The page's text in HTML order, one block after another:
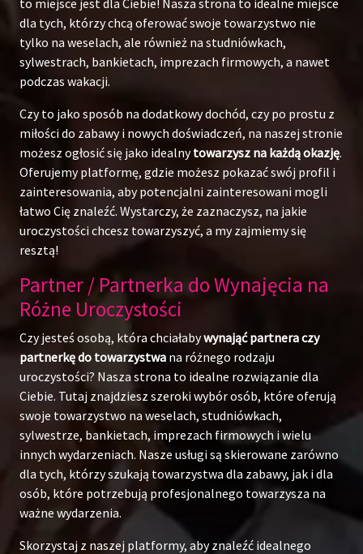
dla tych, którzy chcą oferować swoje towarzystwo nie
tylko na weselach, ale również na studniówkach,
sylwestrach, bankietach, imprezach firmowych, a nawet
podczas wakacji.
Czy to jako sposób na dodatkowy dochód, czy po prostu z
miłości do zabawy i nowych doświadczeń, na naszej stronie
możesz ogłosić się jako idealnytowarzysz na każdą okazję.
Oferujemy platformę, gdzie możesz pokazać swój profil i
zainteresowania, aby potencjalni zainteresowani mogli
łatwo Cię znaleźć. Wystarczy, że zaznaczysz, na jakie
uroczystości chcesz towarzyszyć, a my zajmiemy się
resztą!
Partner / Partnerka do Wynajęcia na
Różne Uroczystości
Czy jesteś osobą, która chciałabywynająć partnera czy
partnerkę do towarzystwa na różnego rodzaju
uroczystości? Nasza strona to idealne rozwiązanie dla
Ciebie. Tutaj znajdziesz szeroki wybór osób, które oferują
swoje towarzystwo na weselach, studniówkach,
sylwestrze, bankietach, imprezach firmowych i wielu
innych wydarzeniach. Nasze usługi są skierowane zarówno
dla tych, którzy szukają towarzystwa dla zabawy, jak i dla
osób, które potrzebują profesjonalnego towarzysza na
ważne wydarzenia.
Skorzystaj z naszej platformy, aby znaleźć idealnego